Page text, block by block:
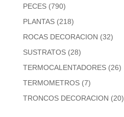
PECES (790)
PLANTAS (218)
ROCAS DECORACION (32)
SUSTRATOS (28)
TERMOCALENTADORES (26)
TERMOMETROS (7)
TRONCOS DECORACION (20)